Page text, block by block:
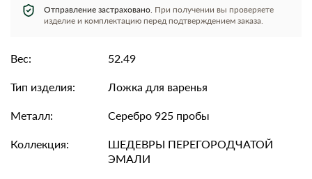
Отправление застраховано. При получении вы проверяете
изделие и комплектацию перед подтверждением заказа.
Вес:
52.49
Тип изделия:
Ложка для варенья
Металл:
Серебро 925 пробы
Коллекция:
ШЕДЕВРЫ ПЕРЕГОРОДЧАТОЙ
ЭМАЛИ